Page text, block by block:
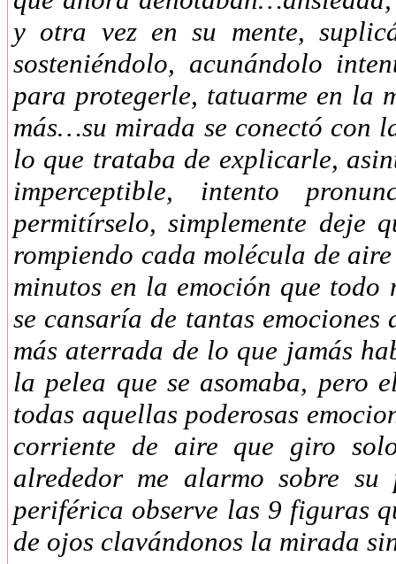
y otra vez en su mente,
sosteniéndolo, acunándolo
para protegerle, tatuarme en la
más…su mirada se conectó con
lo que trataba de explicarle,
imperceptible, intento
permitírselo, simplemente deje
rompiendo cada molécula de
minutos en la emoción que
se cansaría de tantas
más aterrada de lo que jamás
la pelea que se asomaba, pero
todas aquellas poderosas
corriente de aire que giro
alrededor me alarmo sobre
periférica observe las 9 figuras
de ojos clavándonos la mirada